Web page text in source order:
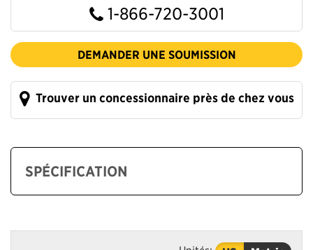
1-866-720-3001
DEMANDER UNE SOUMISSION
Trouver un concessionnaire près de chez vous
SPÉCIFICATION